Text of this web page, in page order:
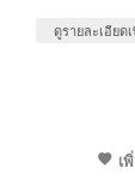
ดูรายละเอียด
เ